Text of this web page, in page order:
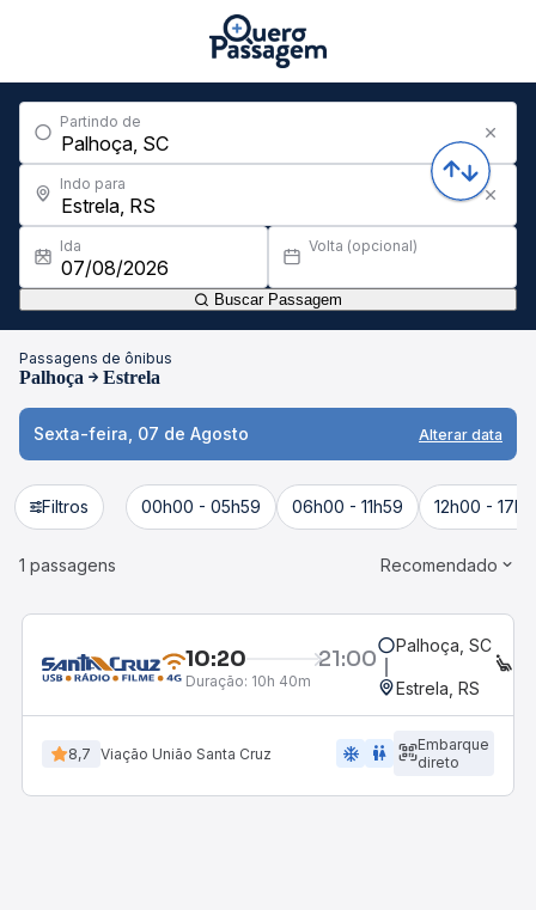
Partindo de
Indo para
Ida Volta (opcional)
Buscar Passagem
Passagens de ônibus
Palhoça Estrela
Sexta-feira, 07 de Agosto Alterar data
Filtros 00h00 - 05h59 06h00 - 11h59 12h00 -
1 passagens Recomendado
10:20 21:00
Duração: 10h 40m
Palhoça, SC
Estrela, RS
8,7 Viação União Santa Cruz ac_unit wc
Embarque
direto